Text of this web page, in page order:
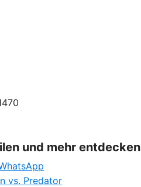
und mehr entdecken
vs. Predator